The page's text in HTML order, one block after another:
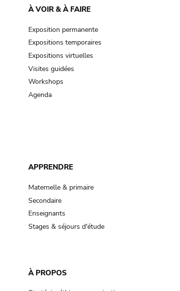
À VOIR & À FAIRE
Exposition permanente
Expositions temporaires
Expositions virtuelles
Visites guidées
Workshops
Agenda
APPRENDRE
Maternelle & primaire
Secondaire
Enseignants
Stages & séjours d'étude
À PROPOS